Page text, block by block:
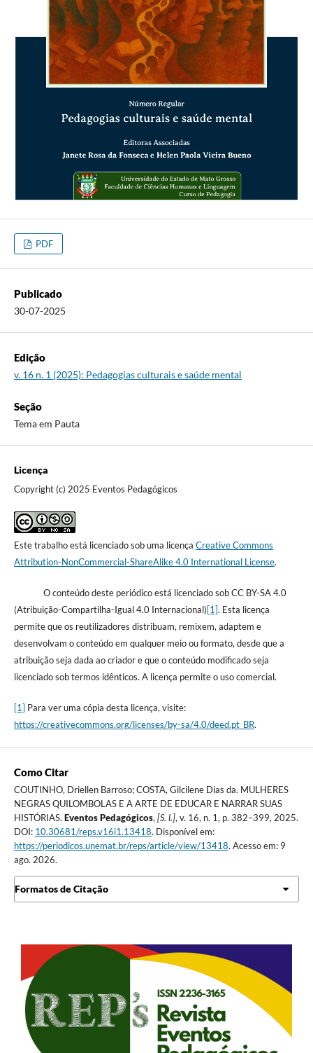
PDF
Publicado
30-07-2025
Edição
v. 16 n. 1 (2025): Pedagogias culturais e saúde mental
Seção
Tema em Pauta
Licença
Copyright (c) 2025 Eventos Pedagógicos
Este trabalho está licenciado sob uma licença Creative Commons
Attribution-NonCommercial-ShareAlike 4.0 International License.
O conteúdo deste periódico está licenciado sob CC BY-SA 4.0
(Atribuição-Compartilha-Igual 4.0 Internacional)[1]. Esta licença
permite que os reutilizadores distribuam, remixem, adaptem e
desenvolvam o conteúdo em qualquer meio ou formato, desde que a
atribuição seja dada ao criador e que o conteúdo modificado seja
licenciado sob termos idênticos. A licença permite o uso comercial.
[1] Para ver uma cópia desta licença, visite:
https://creativecommons.org/licenses/by-sa/4.0/deed.pt_BR.
Como Citar
COUTINHO, Driellen Barroso; COSTA, Gilcilene Dias da. MULHERES
NEGRAS QUILOMBOLAS E A ARTE DE EDUCAR E NARRAR SUAS
HISTÓRIAS. Eventos Pedagógicos, [S. l.], v. 16, n. 1, p. 382–399, 2025.
DOI: 10.30681/reps.v16i1.13418. Disponível em:
https://periodicos.unemat.br/reps/article/view/13418. Acesso em: 9
ago. 2026.
Formatos de Citação